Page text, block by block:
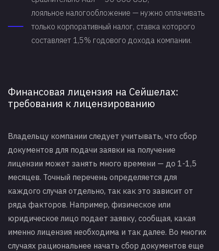
лояльное налогообложение — нужно оплачивать
только корпоративный налог, ставка которого
составляет 1,5% годового дохода компании.
Финансовая лицензия на Сейшелах:
требования к лицензированию
Владельцу компании следует учитывать, что сбор
документов для подачи заявки на получение
лицензии может занять много времени — до 1-1,5
месяцев. Точный перечень определяется для
каждого случая отдельно, так как это зависит от
ряда факторов. Например, физическое или
юридическое лицо подает заявку, сообщая, какая
именно лицензия необходима и так далее. Во многих
случаях рациональнее начать сбор документов еще